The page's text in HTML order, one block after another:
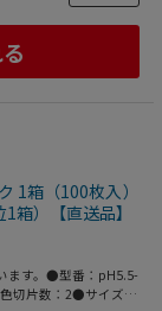
1箱（100枚入）
箱）【直送品】
ます。●型番：pH5.5-
切片数：2●サイズ：